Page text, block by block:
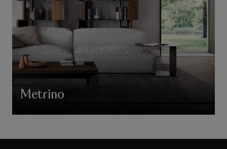
Metrino